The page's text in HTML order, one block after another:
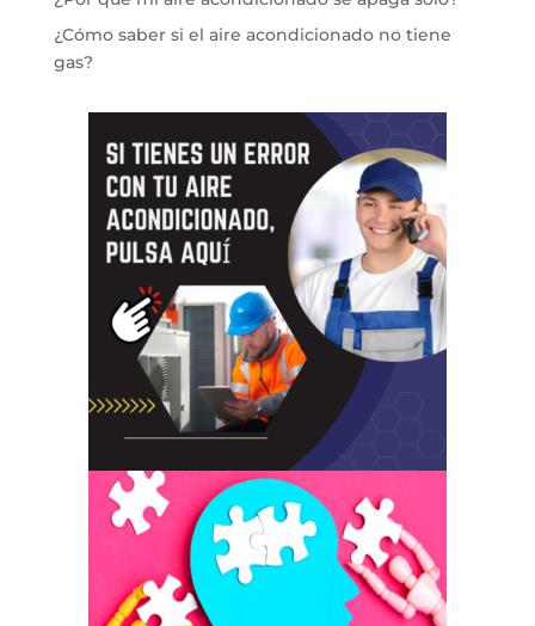
¿Cómo saber si el aire acondicionado no tiene
gas?